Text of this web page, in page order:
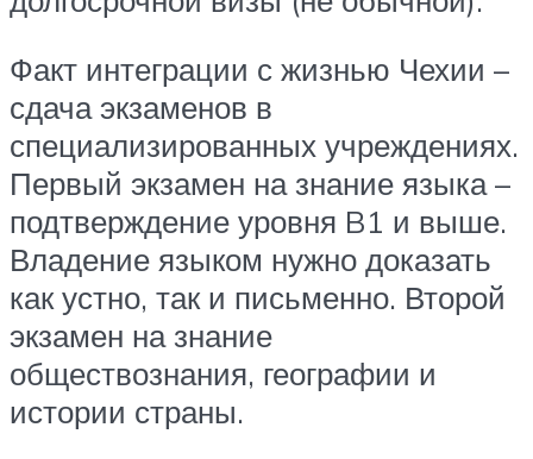
Факт интеграции с жизнью Чехии –
сдача экзаменов в
специализированных учреждениях.
Первый экзамен на знание языка –
подтверждение уровня B1 и выше.
Владение языком нужно доказать
как устно, так и письменно. Второй
экзамен на знание
обществознания, географии и
истории страны.